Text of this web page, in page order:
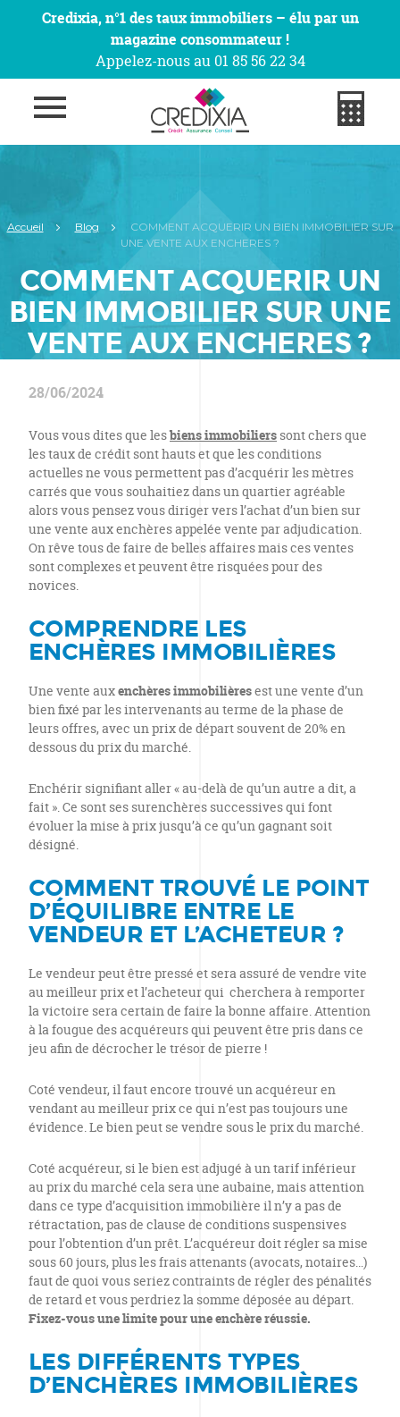
Credixia, n°1 des taux immobiliers – élu par un
magazine consommateur !
Appelez-nous au 01 85 56 22 34
Accueil Blog
COMMENT ACQUERIR UN BIEN IMMOBILIER SUR
UNE VENTE AUX ENCHERES ?
COMMENT ACQUERIR UN
BIEN IMMOBILIER SUR UNE
VENTE AUX ENCHERES ?
28/06/2024
Vous vous dites que lesbiens immobiliers sont chers que
les taux de crédit sont hauts et que les conditions
actuelles ne vous permettent pas d’acquérir les mètres
carrés que vous souhaitiez dans un quartier agréable
alors vous pensez vous diriger vers l’achat d’un bien sur
une vente aux enchères appelée vente par adjudication.
On rêve tous de faire de belles affaires mais ces ventes
sont complexes et peuvent être risquées pour des
novices.
COMPRENDRE LES
ENCHÈRES IMMOBILIÈRES
Une vente auxenchères immobilièresest une vente d’un
bien fixé par les intervenants au terme de la phase de
leurs offres, avec un prix de départ souvent de 20% en
dessous du prix du marché.
Enchérir signifiant aller « au-delà de qu’un autre a dit, a
fait ». Ce sont ses surenchères successives qui font
évoluer la mise à prix jusqu’à ce qu’un gagnant soit
désigné.
COMMENT TROUVÉ LE POINT
D’ÉQUILIBRE ENTRE LE
VENDEUR ET L’ACHETEUR ?
Le vendeur peut être pressé et sera assuré de vendre vite
au meilleur prix et l’acheteur qui cherchera à remporter
la victoire sera certain de faire la bonne affaire. Attention
à la fougue des acquéreurs qui peuvent être pris dans ce
jeu afin de décrocher le trésor de pierre !
Coté vendeur, il faut encore trouvé un acquéreur en
vendant au meilleur prix ce qui n’est pas toujours une
évidence. Le bien peut se vendre sous le prix du marché.
Coté acquéreur, si le bien est adjugé à un tarif inférieur
au prix du marché cela sera une aubaine, mais attention
dans ce type d’acquisition immobilière il n’y a pas de
rétractation, pas de clause de conditions suspensives
pour l’obtention d’un prêt. L’acquéreur doit régler sa mise
sous 60 jours, plus les frais attenants (avocats, notaires…)
faut de quoi vous seriez contraints de régler des pénalités
de retard et vous perdriez la somme déposée au départ.
Fixez-vous une limite pour une enchère réussie.
LES DIFFÉRENTS TYPES
D’ENCHÈRES IMMOBILIÈRES